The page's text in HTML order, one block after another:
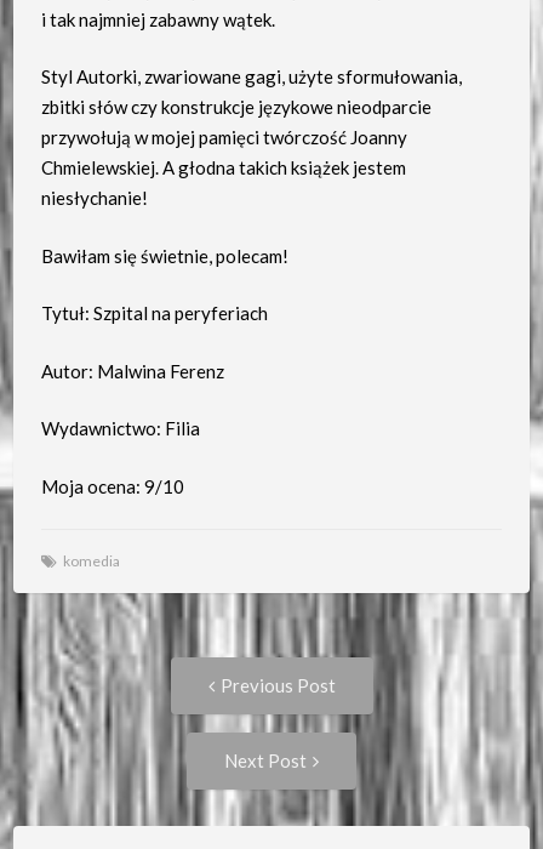
i tak najmniej zabawny wątek.
Styl Autorki, zwariowane gagi, użyte sformułowania,
zbitki słów czy konstrukcje językowe nieodparcie
przywołują w mojej pamięci twórczość Joanny
Chmielewskiej. A głodna takich książek jestem
niesłychanie!
Bawiłam się świetnie, polecam!
Tytuł: Szpital na peryferiach
Autor: Malwina Ferenz
Wydawnictwo: Filia
Moja ocena: 9/10
komedia
Post
navigation
Previous Post
Previous
Next Post
Post: